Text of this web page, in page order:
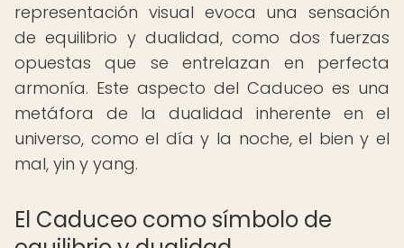
representación visual evoca una sensación
de equilibrio y dualidad, como dos fuerzas
opuestas que se entrelazan en perfecta
armonía. Este aspecto del Caduceo es una
metáfora de la dualidad inherente en el
universo, como el día y la noche, el bien y el
mal, yin y yang.
El Caduceo como símbolo de